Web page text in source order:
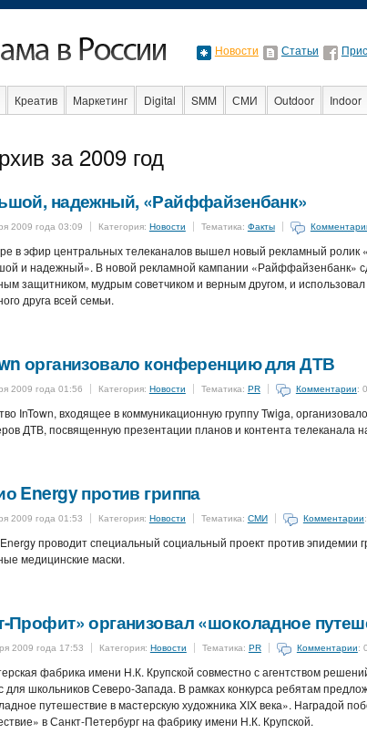
Новости Статьи
Креатив Маркетинг Digital SMM СМИ Outdoor Indoor
за 2009 год
надежный, «Райффайзенбанк»
2009 года 03:09 Категория: Новости Тематика: Факты
в эфир центральных телеканалов вышел новый рекламный
и надежный». В новой рекламной кампании «Райффайзенбанк»
защитником, мудрым советчиком и верным другом, и
друга всей семьи.
организовало конференцию для ДТВ
2009 года 01:56 Категория: Новости Тематика: PR Комментарии: 0
InTown, входящее в коммуникационную группу Twiga,
ДТВ, посвященную презентации планов и контента телеканала
Energy против гриппа
2009 года 01:53 Категория: Новости Тематика: СМИ Комментарии
проводит специальный социальный проект против эпидемии
медицинские маски.
Профит» организовал «шоколадное
2009 года 17:53 Категория: Новости Тематика: PR Комментарии: 0
фабрика имени Н.К. Крупской совместно с агентством
для школьников Северо-Запада. В рамках конкурса ребятам
путешествие в мастерскую художника XIX века». Наградой
в Санкт-Петербург на фабрику имени Н.К. Крупской.